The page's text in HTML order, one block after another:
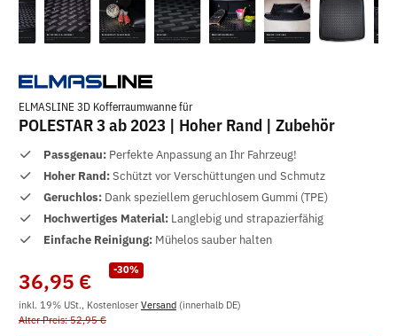
ELMASLINE 3D Kofferraumwanne für
POLESTAR 3 ab 2023 | Hoher Rand | Zubehör
Passgenau: Perfekte Anpassung an Ihr Fahrzeug!
Hoher Rand:Schützt vor Verschüttungen und Schmutz
Geruchlos: Dank speziellem geruchlosem Gummi (TPE)
Hochwertiges Material: Langlebig und strapazierfähig
Einfache Reinigung: Mühelos sauber halten
-30%
36,95 €
inkl. 19% USt., Kostenloser Versand (innerhalb DE)
Alter Preis: 52,95 €